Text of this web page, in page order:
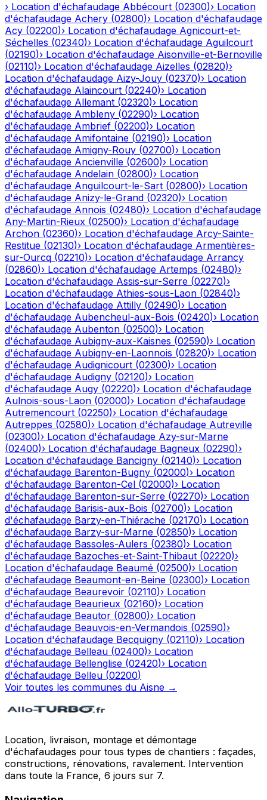
› Location d'échafaudage Abbécourt (02300)› Location
d'échafaudage Achery (02800)› Location d'échafaudage
Acy (02200)› Location d'échafaudage Agnicourt-et-
Séchelles (02340)› Location d'échafaudage Aguilcourt
(02190)› Location d'échafaudage Aisonville-et-Bernoville
(02110)› Location d'échafaudage Aizelles (02820)›
Location d'échafaudage Aizy-Jouy (02370)› Location
d'échafaudage Alaincourt (02240)› Location
d'échafaudage Allemant (02320)› Location
d'échafaudage Ambleny (02290)› Location
d'échafaudage Ambrief (02200)› Location
d'échafaudage Amifontaine (02190)› Location
d'échafaudage Amigny-Rouy (02700)› Location
d'échafaudage Ancienville (02600)› Location
d'échafaudage Andelain (02800)› Location
d'échafaudage Anguilcourt-le-Sart (02800)› Location
d'échafaudage Anizy-le-Grand (02320)› Location
d'échafaudage Annois (02480)› Location d'échafaudage
Any-Martin-Rieux (02500)› Location d'échafaudage
Archon (02360)› Location d'échafaudage Arcy-Sainte-
Restitue (02130)› Location d'échafaudage Armentières-
sur-Ourcq (02210)› Location d'échafaudage Arrancy
(02860)› Location d'échafaudage Artemps (02480)›
Location d'échafaudage Assis-sur-Serre (02270)›
Location d'échafaudage Athies-sous-Laon (02840)›
Location d'échafaudage Attilly (02490)› Location
d'échafaudage Aubencheul-aux-Bois (02420)› Location
d'échafaudage Aubenton (02500)› Location
d'échafaudage Aubigny-aux-Kaisnes (02590)› Location
d'échafaudage Aubigny-en-Laonnois (02820)› Location
d'échafaudage Audignicourt (02300)› Location
d'échafaudage Audigny (02120)› Location
d'échafaudage Augy (02220)› Location d'échafaudage
Aulnois-sous-Laon (02000)› Location d'échafaudage
Autremencourt (02250)› Location d'échafaudage
Autreppes (02580)› Location d'échafaudage Autreville
(02300)› Location d'échafaudage Azy-sur-Marne
(02400)› Location d'échafaudage Bagneux (02290)›
Location d'échafaudage Bancigny (02140)› Location
d'échafaudage Barenton-Bugny (02000)› Location
d'échafaudage Barenton-Cel (02000)› Location
d'échafaudage Barenton-sur-Serre (02270)› Location
d'échafaudage Barisis-aux-Bois (02700)› Location
d'échafaudage Barzy-en-Thiérache (02170)› Location
d'échafaudage Barzy-sur-Marne (02850)› Location
d'échafaudage Bassoles-Aulers (02380)› Location
d'échafaudage Bazoches-et-Saint-Thibaut (02220)›
Location d'échafaudage Beaumé (02500)› Location
d'échafaudage Beaumont-en-Beine (02300)› Location
d'échafaudage Beaurevoir (02110)› Location
d'échafaudage Beaurieux (02160)› Location
d'échafaudage Beautor (02800)› Location
d'échafaudage Beauvois-en-Vermandois (02590)›
Location d'échafaudage Becquigny (02110)› Location
d'échafaudage Belleau (02400)› Location
d'échafaudage Bellenglise (02420)› Location
d'échafaudage Belleu (02200)
Voir toutes les communes du Aisne →
Location, livraison, montage et démontage
d'échafaudages pour tous types de chantiers : façades,
constructions, rénovations, ravalement. Intervention
dans toute la France, 6 jours sur 7.